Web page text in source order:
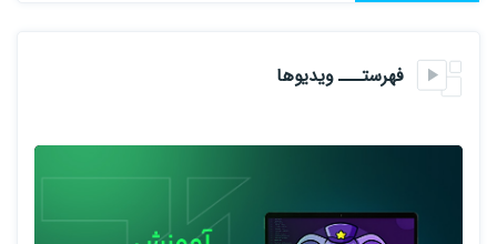
اجرای کدهای غیرمجاز و کنترل دقیق رفتارهایی است که امکان
سوءاستفادهٔ مهاجم را فراهم می‌کنند.
مفاهیم پایه امنیت
فهرستـــ ویدیوها